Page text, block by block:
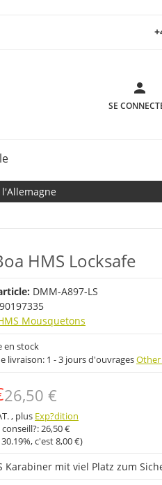
SE
HMS Locksafe
DMM-A897-LS
Mousquetons
en stock
livraison: 1 - 3 jours d'ouvrages
26,50 €
, plus Exp?dition
26,50 €
30.19%, c'est8,00 €)
Karabiner mit viel Platz zum